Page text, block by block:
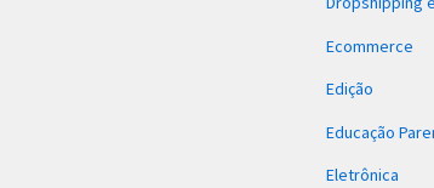
Ecommerce
Edição
Educação
Eletrônica